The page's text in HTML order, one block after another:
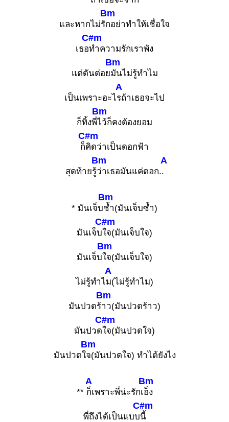
และหากไม่รั
Bm
กอย่าทำให้เชื่อใจ
เธอ
C#m
ทำความรักเราพัง
แต่ดันต่อย
Bm
มันไม่รู้ทำไม
เป็นเพราะอะไ
A
รถ้าเธอจะไป
ก็ทิ้งพี่
Bm
ไว้ก็คงต้องยอม
ก็
C#m
คิดว่าเป็นดอกฟ้า
สุดท้ายรู้
Bm
ว่าเธอมันแค่ดอก.
A
.
* มันเจ็บ
Bm
ช้ำ(มันเจ็บซ้ำ)
มันเจ็บ
C#m
ใจ(มันเจ็บใจ)
มันเจ็บ
Bm
ใจ(มันเจ็บใจ)
ไม่รู้ทำไ
A
ม(ไม่รู้ทำไม)
มันปวดร้
Bm
าว(มันปวดร้าว)
มันปวด
C#m
ใจ(มันปวดใจ)
มันปวดใ
Bm
จ(มันปวดใจ) ทำได้ยังไง
**
A
ก็เพราะพี่น่ะรักเ
Bm
อ็ง
พี่ถึงได้เป็นแบบ
C#m
นี้